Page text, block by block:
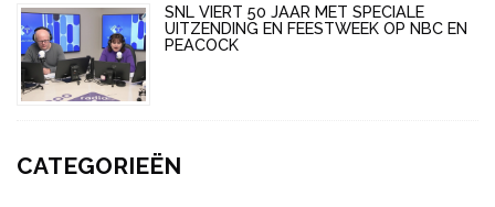
SNL VIERT 50 JAAR MET SPECIALE
UITZENDING EN FEESTWEEK OP NBC EN
PEACOCK
CATEGORIEËN